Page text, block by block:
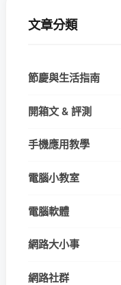
文章分類
節慶與生活指南
開箱文 & 評測
手機應用教學
電腦小教室
電腦軟體
網路大小事
網路社群